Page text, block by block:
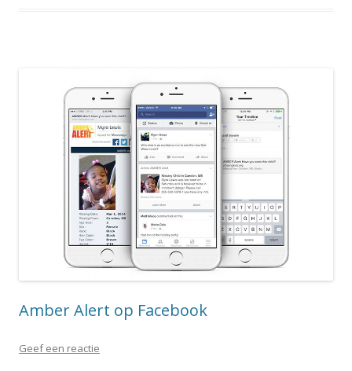
Amber Alert op Facebook
Geef een reactie